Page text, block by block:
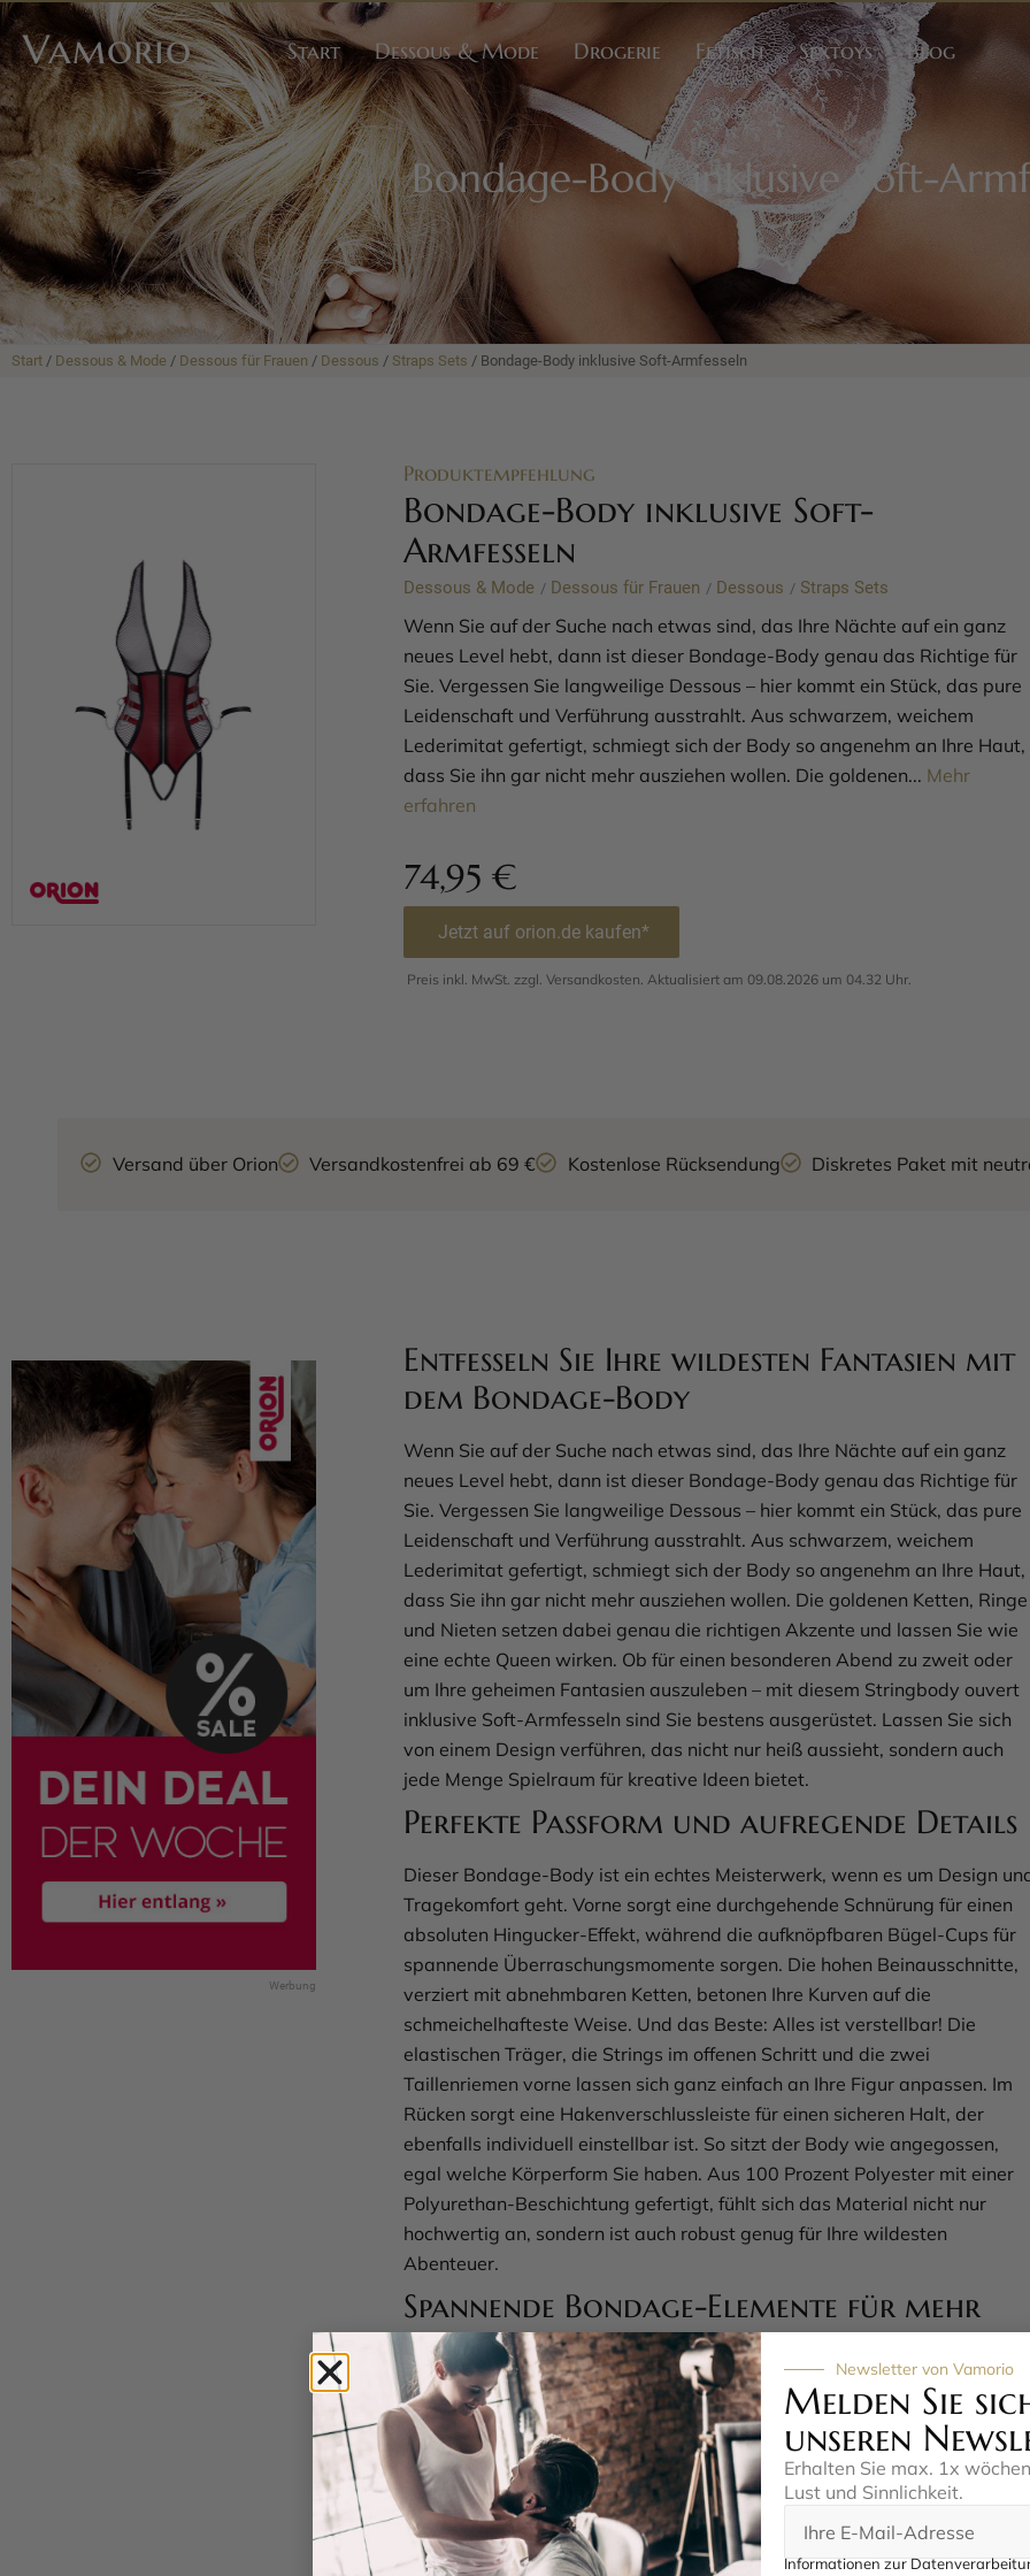
Vamorio Start Dessous & Mode Drogerie Fetisch Sextoys Blog
Bondage-Body inklusive Soft-
Start / Dessous & Mode / Dessous für Frauen / Dessous / Straps Sets / Bondage-Body inklusive Soft-Armfesseln
Produktempfehlung
Bondage-Body inklusive Soft-
Armfesseln
Dessous & Mode / Dessous für Frauen / Dessous / Straps Sets
Wenn Sie auf der Suche nach etwas sind, das Ihre Nächte auf ein ganz
neues Level hebt, dann ist dieser Bondage-Body genau das Richtige für
Sie. Vergessen Sie langweilige Dessous – hier kommt ein Stück, das pure
Leidenschaft und Verführung ausstrahlt. Aus schwarzem, weichem
Lederimitat gefertigt, schmiegt sich der Body so angenehm an Ihre Haut,
dass Sie ihn gar nicht mehr ausziehen wollen. Die goldenen... Mehr
erfahren
74,95 €
Jetzt auf orion.de kaufen*
Preis inkl. MwSt. zzgl. Versandkosten. Aktualisiert am 09.08.2026 um 04.32 Uhr.
Versand über Orion Versandkostenfrei ab 69 € Kostenlose Rücksendung Diskretes Paket mit
Entfesseln Sie Ihre wildesten Fantasien mit
dem Bondage-Body
Wenn Sie auf der Suche nach etwas sind, das Ihre Nächte auf ein ganz
neues Level hebt, dann ist dieser Bondage-Body genau das Richtige für
Sie. Vergessen Sie langweilige Dessous – hier kommt ein Stück, das pure
Leidenschaft und Verführung ausstrahlt. Aus schwarzem, weichem
Lederimitat gefertigt, schmiegt sich der Body so angenehm an Ihre Haut,
dass Sie ihn gar nicht mehr ausziehen wollen. Die goldenen Ketten, Ringe
und Nieten setzen dabei genau die richtigen Akzente und lassen Sie wie
eine echte Queen wirken. Ob für einen besonderen Abend zu zweit oder
um Ihre geheimen Fantasien auszuleben – mit diesem Stringbody ouvert
inklusive Soft-Armfesseln sind Sie bestens ausgerüstet. Lassen Sie sich
von einem Design verführen, das nicht nur heiß aussieht, sondern auch
jede Menge Spielraum für kreative Ideen bietet.
Perfekte Passform und aufregende Details
Dieser Bondage-Body ist ein echtes Meisterwerk, wenn es um Design
Tragekomfort geht. Vorne sorgt eine durchgehende Schnürung für einen
absoluten Hingucker-Effekt, während die aufknöpfbaren Bügel-Cups für
spannende Überraschungsmomente sorgen. Die hohen Beinausschnitte,
verziert mit abnehmbaren Ketten, betonen Ihre Kurven auf die
schmeichelhafteste Weise. Und das Beste: Alles ist verstellbar! Die
elastischen Träger, die Strings im offenen Schritt und die zwei
Taillenriemen vorne lassen sich ganz einfach an Ihre Figur anpassen. Im
Rücken sorgt eine Hakenverschlussleiste für einen sicheren Halt, der
ebenfalls individuell einstellbar ist. So sitzt der Body wie angegossen,
egal welche Körperform Sie haben. Aus 100 Prozent Polyester mit einer
Polyurethan-Beschichtung gefertigt, fühlt sich das Material nicht nur
hochwertig an, sondern ist auch robust genug für Ihre wildesten
Abenteuer.
Spannende Bondage-Elemente für mehr
Action
Jetzt wird’s richtig interessant! An den Seiten in der Taille befinden sich
Fesselringe, an denen Sie die mitgelieferten soften Armfesseln befestigen
können. Die Manschetten sind mit praktischen Klettverschlüssen
ausgestattet, sodass Sie sie im Handumdrehen anpassen können – für
maximalen Komfort und Sicherheit. Die Verbindung erfolgt über
Karabinerketten, die nicht nur stabil sind, sondern auch optisch einiges
Newsletter von Vamorio
Melden Sie
unseren
Erhalten Sie max. 1x
Lust und Sinnlichkeit.
Informationen zur